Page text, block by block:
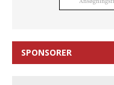
SPONSORER